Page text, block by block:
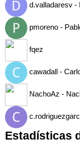
d.valladaresv -
pmoreno -
fqez
cawadall -
NachoAz -
Estadísticas